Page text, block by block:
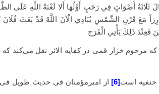
ثَلَاثَةُ أَصْوَاتٍ فِي رَجَبٍ أَوَّلُهَا أَلا لَعْنَةُ اللَّهِ عَلَى
مَعَ قَرْنِ الشَّمْسِ يُنَادِي الْآنَ اللَّهُ قَدْ بَعَثَ
فَعِنْدَ ذَلِكَ يَأْتِي الْفَرَج‏
مرحوم خزار قمی در کفایه الاثر نقل می‌کند
حنفیه است[6]
از امیرمؤمنان فی حدیث طویل